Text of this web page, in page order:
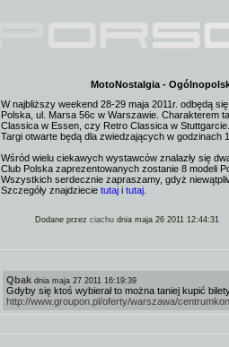
MotoNostalgia -
W najbliższy weekend 28-29 maja 2011r. odbędą
Polska, ul. Marsa 56c w Warszawie. Charakterem
Classica w Essen, czy Retro Classica w Stuttgarcie.
Targi otwarte będą dla zwiedzających w godzinach
Wśród wielu ciekawych wystawców znalazły się
Club Polska zaprezentowanych zostanie 8 modeli
Wszystkich serdecznie zapraszamy, gdyż
Szczegóły znajdziecie tutaj i tutaj
Dodane przez ciachu dnia maja 26 2011 12:44:31
Qbak dnia maja 27 2011 16:19:39
Gdyby się ktoś wybierał to można taniej kupić
http://www.groupon.pl/oferty/warszawa/